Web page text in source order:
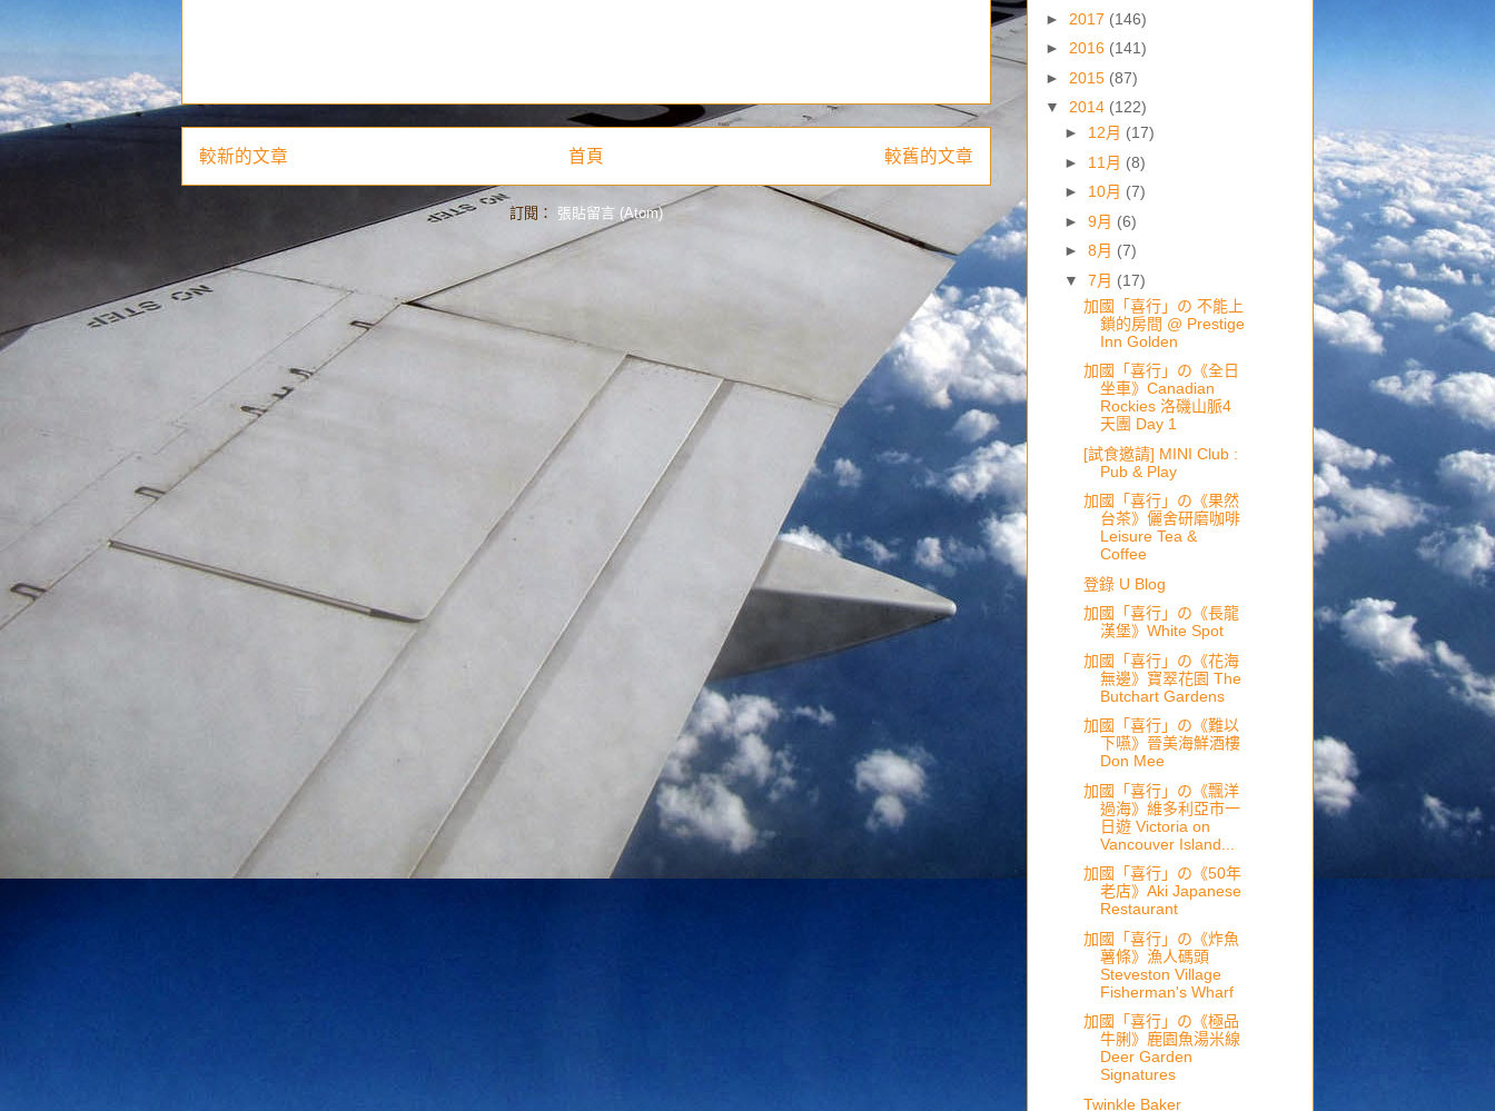
較新的文章 較舊的文章
首頁
訂閱： 張貼留言 (Atom)
► 2017 (146)
► 2016 (141)
► 2015 (87)
▼ 2014 (122)
► 12月 (17)
► 11月 (8)
► 10月 (7)
► 9月 (6)
► 8月 (7)
▼ 7月 (17)
加國「喜行」の 不能上
鎖的房間 @ Prestige
Inn Golden
加國「喜行」の《全日
坐車》Canadian
Rockies 洛磯山脈4
天團 Day 1
[試食邀請] MINI Club :
Pub & Play
加國「喜行」の《果然
台茶》儷舍研磨咖啡
Leisure Tea &
Coffee
登錄 U Blog
加國「喜行」の《長龍
漢堡》White Spot
加國「喜行」の《花海
無邊》寶翠花園 The
Butchart Gardens
加國「喜行」の《難以
下嚥》晉美海鮮酒樓
Don Mee
加國「喜行」の《飄洋
過海》維多利亞市一
日遊 Victoria on
Vancouver Island...
加國「喜行」の《50年
老店》Aki Japanese
Restaurant
加國「喜行」の《炸魚
薯條》漁人碼頭
Steveston Village
Fisherman's Wharf
加國「喜行」の《極品
牛脷》鹿園魚湯米線
Deer Garden
Signatures
Twinkle Baker